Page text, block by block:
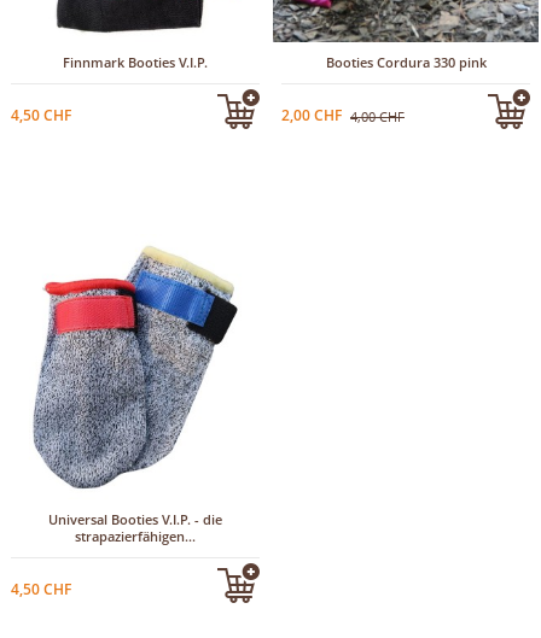
Finnmark Booties V.I.P.
4,50 CHF
Booties Cordura 330 pink
2,00 CHF 4,00 CHF
Universal Booties V.I.P. - die
strapazierfähigen...
4,50 CHF